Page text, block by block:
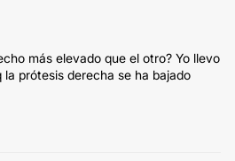
más elevado que el otro? Yo llevo
prótesis derecha se ha bajado